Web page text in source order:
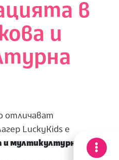
в
и
отличават
LuckyKids е
и мултикултурна среда.